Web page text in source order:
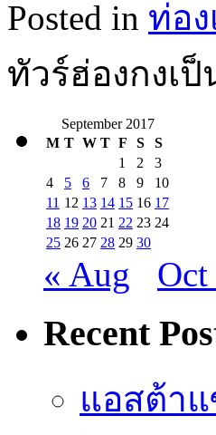
Posted in ท่อง
ทัวร์ฮ่องกงเ
September 2017
M T W T F S
S
1
2
3
4
5 6 7 8 9
10
11 12 13 14 15 16 17
18 19 20 21 22 23 24
25 26 27 28 29 30
« Aug Oct
Recent
แอสต้า